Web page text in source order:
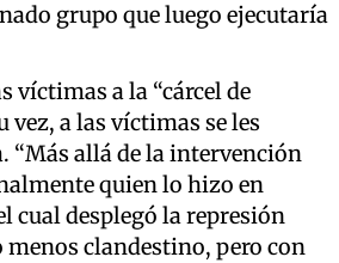
grupo que luego ejecutaría
víctimas a la “cárcel de
vez, a las víctimas se les
“Más allá de la intervención
quien lo hizo en
cual desplegó la represión
clandestino, pero con